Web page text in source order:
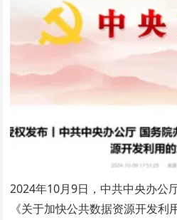
2024年10月9日，中共中央办公
《关于加快公共数据资源开发